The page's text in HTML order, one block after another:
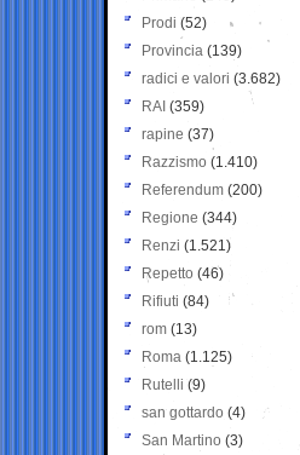
Prodi (52)
Provincia (139)
radici e valori (3.682)
RAI (359)
rapine (37)
Razzismo (1.410)
Referendum (200)
Regione (344)
Renzi (1.521)
Repetto (46)
Rifiuti (84)
rom (13)
Roma (1.125)
Rutelli (9)
san gottardo (4)
San Martino (3)